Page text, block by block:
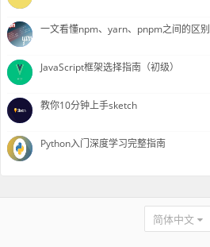
一文看懂npm、yarn、pnpm之间的区别
JavaScript框架选择指南（初级）
教你10分钟上手sketch
Python入门深度学习完整指南
简体中文